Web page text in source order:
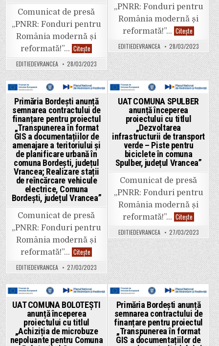
Comunicat de presă
„PNRR: Fonduri pentru
România modernă și
reformată!”… Citește
COMUNA
VIZANTEA-
LIVEZI
anunță
începerea
proiectului
„Achiziția
de
microbuze
nepoluante
și
stații
de
încărcare
în
cadrul
parteneriatului
Comuna
Vizantea-
Livezi
Comuna
Comuna
Soveja
–
Comuna
Răcoasa”
EDITIEDEVRANCEA 28/03/2023
„PNRR: Fonduri pentru
România modernă și
reformată!”… Citește
COMUNA
SPULBER
anunță
începerea
proiectului
de
transport
–
Piste
biciclete
comuna
Spulber,
județul
Vrancea”
EDITIEDEVRANCEA 28/03/2023
Posted
in
Primăria Bordești anunță
semnarea contractului de
finanțare pentru proiectul
„Transpunerea în format
GIS a documentațiilor de
amenajare a teritoriului și
de planificare urbană în
comuna Bordești, județul
Vrancea; Realizare stații
de reîncărcare vehicule
electrice, Comuna
Bordești, județul Vrancea”
Comunicat de presă
„PNRR: Fonduri pentru
România modernă și
reformată!”… Citește Primăria
Bordești
anunță
semnarea
contractului
de
finanțare
pentru
proiectul
„Transpunerea
GIS
a
documentațiilor
EDITIEDEVRANCEA 27/03/2023
Posted
UAT COMUNA SPULBER
anunță începerea
proiectului cu titlul
„Dezvoltarea
infrastructurii de transport
verde – Piste pentru
biciclete în comuna
Spulber, județul Vrancea”
Comunicat de presă
„PNRR: Fonduri pentru
România modernă și
reformată!”… Citește
COMUNA
SPULBER
anunță
începerea
proiectului
cu
titlul
de
transport
verde
Piste
pentru
biciclete
în
comuna
Spulber,
județul
EDITIEDEVRANCEA 27/03/2023
Posted
UAT COMUNA BOLOTEȘTI
anunță începerea
proiectului cu titlul
„Achiziția de microbuze
nepoluante pentru Comuna
Posted
in
Primăria Bordești anunță
semnarea contractului de
finanțare pentru proiectul
„Transpunerea în format
GIS a documentațiilor de